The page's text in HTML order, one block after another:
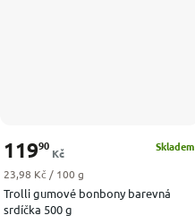
Trolli gumové bonbony barevná
srdíčka 500 g
Skladem
11990
Kč
Měrná cena:
23,98 Kč / 100 g